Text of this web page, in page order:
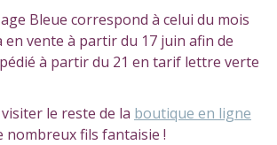
Bleue correspond à celui du mois
en vente à partir du 17 juin afin de
à partir du 21 en tarif lettre verte
le reste de la boutique en ligne
fils fantaisie !